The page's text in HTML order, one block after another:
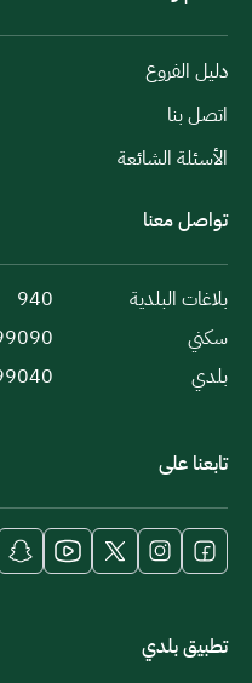
دليل الفروع
اتصل بنا
الأسئلة الشائعة
تواصل معنا
بلاغات البلدية
940
سكني
بلدي
تابعنا على
تطبيق بلدي